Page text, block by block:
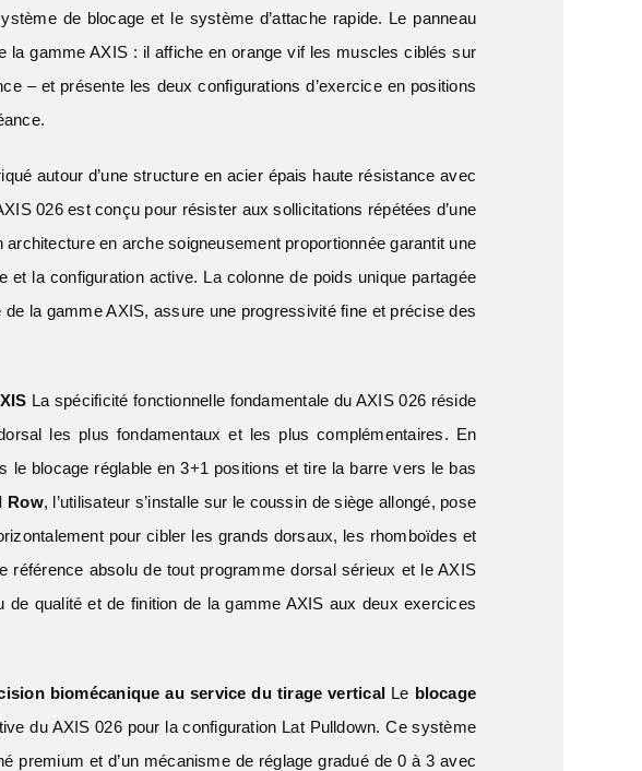
de blocage et le système d’attache rapide. Le panneau
la gamme AXIS : il affiche en orange vif les muscles ciblés sur
– et présente les deux configurations d’exercice en positions
autour d’une structure en acier épais haute résistance avec
026 est conçu pour résister aux sollicitations répétées d’une
en arche soigneusement proportionnée garantit une
la configuration active. La colonne de poids unique partagée
la gamme AXIS, assure une progressivité fine et précise des
La spécificité fonctionnelle fondamentale du AXIS 026 réside
les plus fondamentaux et les plus complémentaires. En
le blocage réglable en 3+1 positions et tire la barre vers le bas
Row, l’utilisateur s’installe sur le coussin de siège allongé, pose
pour cibler les grands dorsaux, les rhomboïdes et
référence absolu de tout programme dorsal sérieux et le AXIS
qualité et de finition de la gamme AXIS aux deux exercices
biomécanique au service du tirage vertical Le blocage
du AXIS 026 pour la configuration Lat Pulldown. Ce système
premium et d’un mécanisme de réglage gradué de 0 à 3 avec